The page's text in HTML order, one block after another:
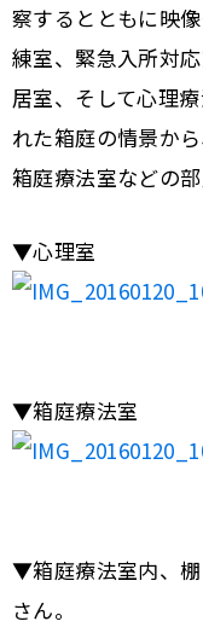
察するとともに映
練室、緊急入所対
居室、そして心理
れた箱庭の情景か
箱庭療法室などの部
▼心理室
▼箱庭療法室
▼箱庭療法室内、棚
さん。